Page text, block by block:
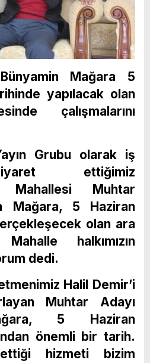
Mağara 5
yapılacak olan
çalışmalarını
Grubu olarak iş
ettiğimiz
Mahallesi Muhtar
Mağara, 5 Haziran
olan ara
halkımızın
dedi.
Halil Demir’i
Muhtar Adayı
5 Haziran
önemli bir tarih.
hizmeti bizim